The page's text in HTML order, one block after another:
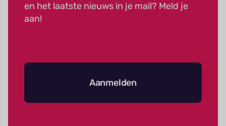
en het laatste nieuws in je mail? Meld je
aan!
Aanmelden